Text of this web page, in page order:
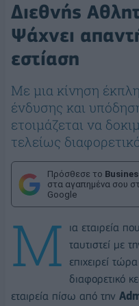
Διεθνής
Ψάχνει
εστίαση
Με μια κίνηση
ένδυσης και
ετοιμάζεται να
τελείως
Πρόσθεσε το
στα αγαπημένα σου
Google
Μ
ια εταιρεία
ταυτιστεί με
επιχειρεί
διαφορετικό
εταιρεία πίσω από την